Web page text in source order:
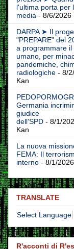
l'ultima porta per
media - 8/6/2026
DARPA ➤ Il
"PREPARE" del
a programmare il
umano, per
pandemiche,
radiologiche - 8/
Kan
Germania
giudice
dell'SPD - 8/1/
Kan
La nuova
FEMA: Il
interno - 8/1/2026
TRANSLATE
Select Language
R'acconti di